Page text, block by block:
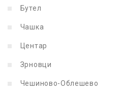
Бутел
Чашка
Центар
Зрновци
Чешиново-Облешево